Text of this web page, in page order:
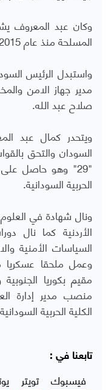
وكان عبد المعروف
المسلحة منذ عام 2015 .
واستبدل الرئيس
مدير جهاز الامن
صلاح عبد الله.
ويتحدر كمال عبد
"29" وهو حاصل
الحربية السودانية.
ونال شهادة في
الأردنية كما نال
السياسات الأمنية
وعمل ملحقا عسكريا
مقيم بكوريا
منصب مدير إدارة
الكلية الحربية
تابعنا في :
فيسبوك تويتر